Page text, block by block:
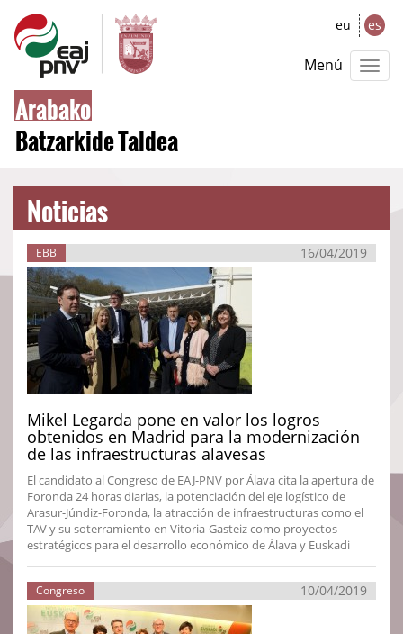
Arabako
Batzarkide Taldea
eu es
Menú
Noticias
EBB 16/04/2019
Mikel Legarda pone en valor los logros
obtenidos en Madrid para la modernización
de las infraestructuras alavesas
El candidato al Congreso de EAJ-PNV por Álava cita la apertura de
Foronda 24 horas diarias, la potenciación del eje logístico de
Arasur-Júndiz-Foronda, la atracción de infraestructuras como el
TAV y su soterramiento en Vitoria-Gasteiz como proyectos
estratégicos para el desarrollo económico de Álava y Euskadi
Congreso 10/04/2019